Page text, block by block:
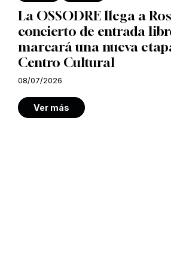
La OSSODRE llega a
concierto de entrada
marcará una nueva
Centro Cultural
08/07/2026
Ver más